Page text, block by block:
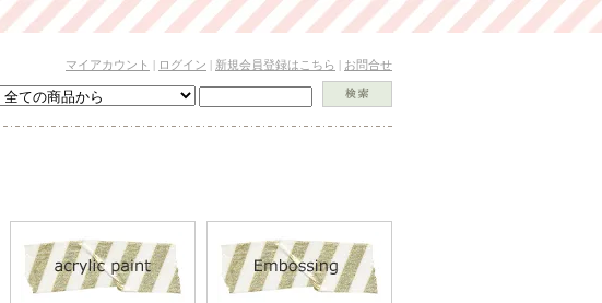
マイアカウント | ログイン | 新規会員登録はこちら | お問合せ